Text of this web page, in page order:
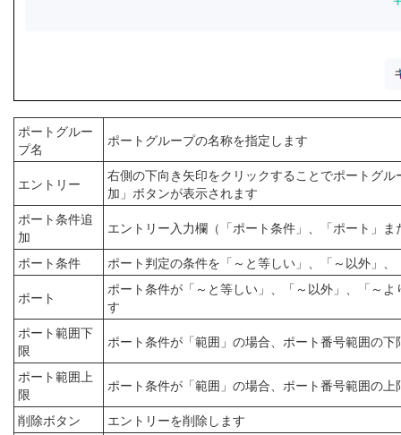
ポートグルー
プ名
ポートグループの名称を指定します
エントリー
右側の下向き矢印をクリックすることでポートグ
加」ボタンが表示されます
ポート条件追
加
エントリー入力欄（「ポート条件」、「ポート」
ポート条件
ポート判定の条件を「～と等しい」、「～以外」
ポート
ポート条件が「～と等しい」、「～以外」、「～
す
ポート範囲下
限
ポート条件が「範囲」の場合、ポート番号範囲の
ポート範囲上
限
ポート条件が「範囲」の場合、ポート番号範囲の
削除ボタン
エントリーを削除します